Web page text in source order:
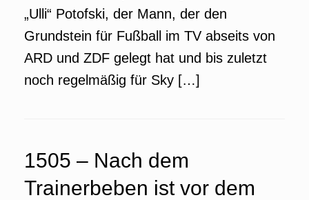
„Ulli“ Potofski, der Mann, der den
Grundstein für Fußball im TV abseits von
ARD und ZDF gelegt hat und bis zuletzt
noch regelmäßig für Sky […]
1505 – Nach dem
Trainerbeben ist vor dem